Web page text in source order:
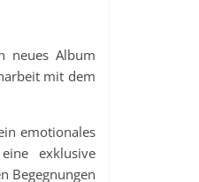
neues Album
mit dem
emotionales
exklusive
Begegnungen